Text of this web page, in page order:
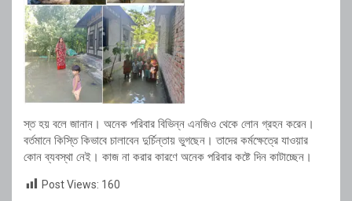
স্ত হয় বলে জানান। অনেক পরিবার বিভিন্ন এনজিও থেকে লোন গ্রহন করেন।
বর্তমানে কিস্তি কিভাবে চালাবেন দুর্চিন্তায় ভুগছেন। তাদের কর্মক্ষেত্রে যাওয়ার
কোন ব্যবস্থা নেই। কাজ না করার কারণে অনেক পরিবার কষ্টে দিন কাটাচ্ছেন।
Post Views: 160